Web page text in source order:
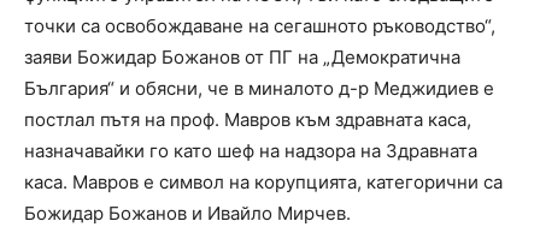
точки са освобождаване на сегашното ръководство“,
заяви Божидар Божанов от ПГ на „Демократична
България“ и обясни, че в миналото д-р Меджидиев е
постлал пътя на проф. Мавров към здравната каса,
назначавайки го като шеф на надзора на Здравната
каса. Мавров е символ на корупцията, категорични са
Божидар Божанов и Ивайло Мирчев.